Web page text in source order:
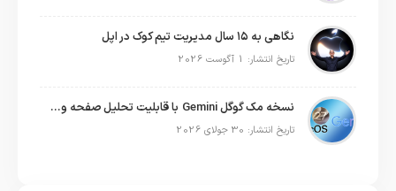
نگاهی به ۱۵ سال مدیریت تیم کوک در اپل
تاریخ انتشار: 1 آگوست 2026
نسخه مک گوگل Gemini با قابلیت تحلیل صفحه و دستورات صوتی در به‌روزرسانی جدید
تاریخ انتشار: 30 جولای 2026